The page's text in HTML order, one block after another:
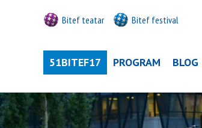
Bitef teatar Bitef festival
51BITEF17 PROGRAM BLOG